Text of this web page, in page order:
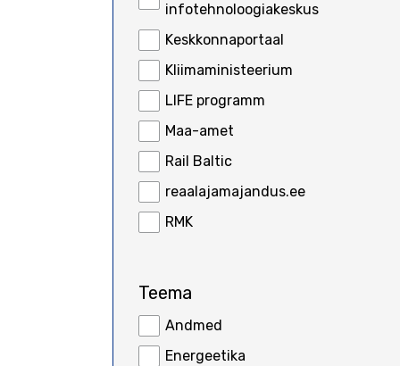
infotehnoloogiakeskus
Keskkonnaportaal
Kliimaministeerium
LIFE programm
Maa-amet
Rail Baltic
reaalajamajandus.ee
RMK
Teema
Andmed
Energeetika